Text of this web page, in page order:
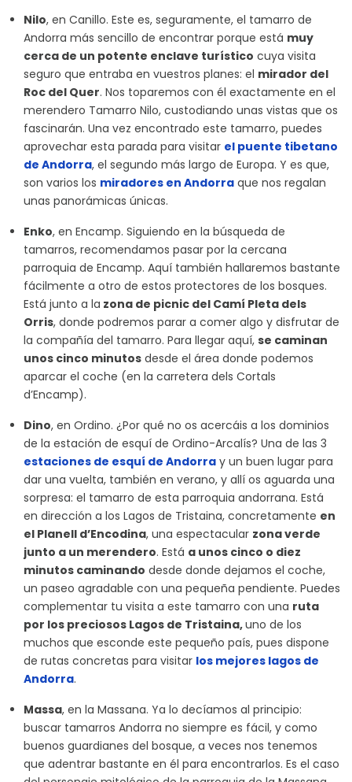
Nilo, en Canillo. Este es, seguramente, el tamarro de
Andorra más sencillo de encontrar porque está muy
cerca de un potente enclave turístico cuya visita
seguro que entraba en vuestros planes: el mirador del
Roc del Quer. Nos toparemos con él exactamente en el
merendero Tamarro Nilo, custodiando unas vistas que os
fascinarán. Una vez encontrado este tamarro, puedes
aprovechar esta parada para visitar el puente tibetano
de Andorra, el segundo más largo de Europa. Y es que,
son varios los miradores en Andorra que nos regalan
unas panorámicas únicas.
Enko, en Encamp. Siguiendo en la búsqueda de
tamarros, recomendamos pasar por la cercana
parroquia de Encamp. Aquí también hallaremos bastante
fácilmente a otro de estos protectores de los bosques.
Está junto a la zona de picnic del Camí Pleta dels
Orris, donde podremos parar a comer algo y disfrutar de
la compañía del tamarro. Para llegar aquí, se caminan
unos cinco minutos desde el área donde podemos
aparcar el coche (en la carretera dels Cortals
d’Encamp).
Dino, en Ordino. ¿Por qué no os acercáis a los dominios
de la estación de esquí de Ordino-Arcalís? Una de las 3
estaciones de esquí de Andorra y un buen lugar para
dar una vuelta, también en verano, y allí os aguarda una
sorpresa: el tamarro de esta parroquia andorrana. Está
en dirección a los Lagos de Tristaina, concretamente en
el Planell d’Encodina, una espectacular zona verde
junto a un merendero. Está a unos cinco o diez
minutos caminando desde donde dejamos el coche,
un paseo agradable con una pequeña pendiente. Puedes
complementar tu visita a este tamarro con una ruta
por los preciosos Lagos de Tristaina,uno de los
muchos que esconde este pequeño país, pues dispone
de rutas concretas para visitar los mejores lagos de
Andorra.
Massa, en la Massana. Ya lo decíamos al principio:
buscar tamarros Andorra no siempre es fácil, y como
buenos guardianes del bosque, a veces nos tenemos
que adentrar bastante en él para encontrarlos. Es el caso